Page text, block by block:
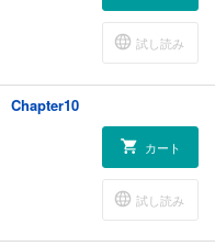
試し読み
Chapter10
カート
試し読み